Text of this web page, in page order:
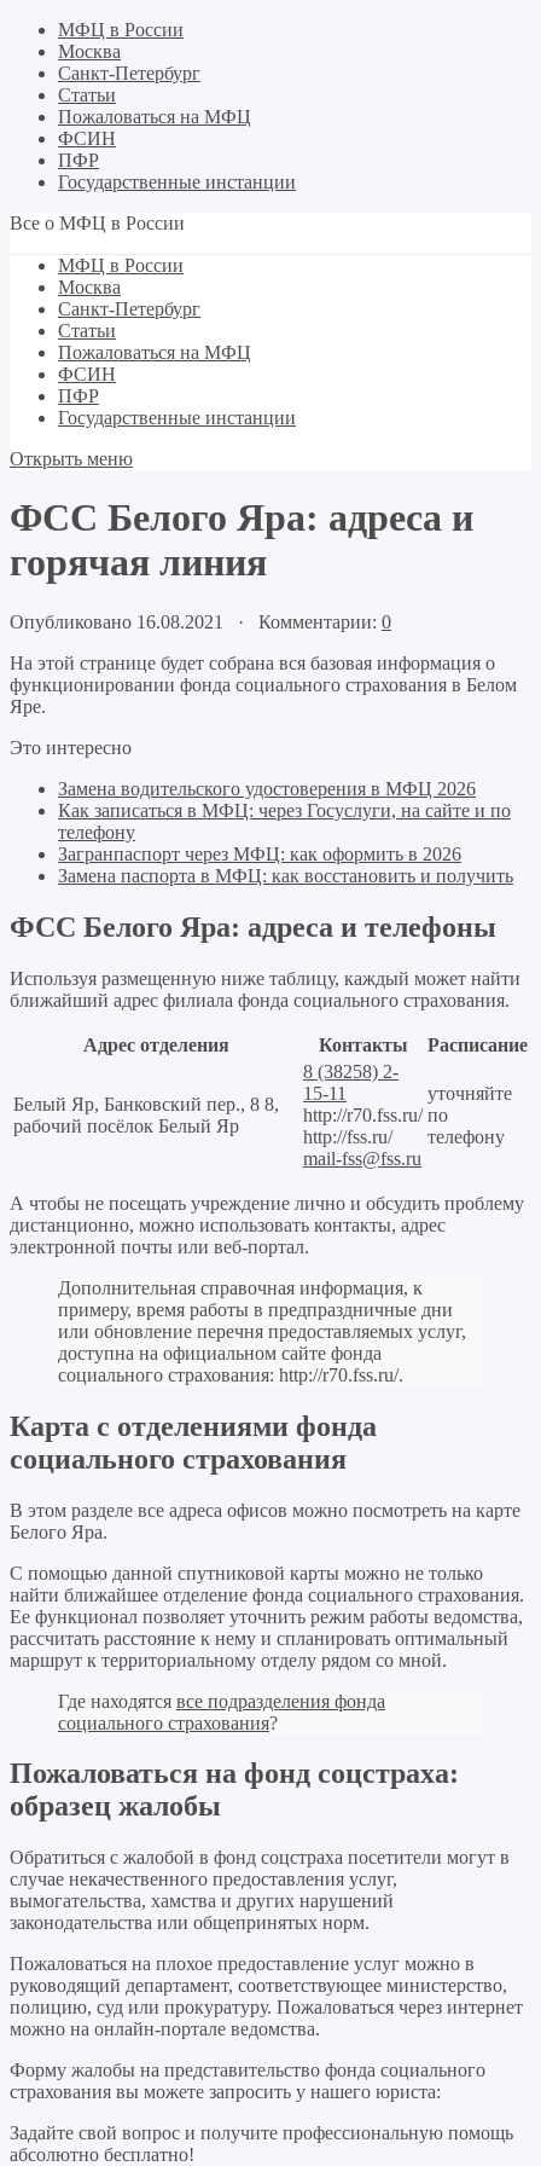
МФЦ в России
Москва
Санкт-Петербург
Статьи
Пожаловаться на МФЦ
ФСИН
ПФР
Государственные инстанции
Все о МФЦ в России
МФЦ в России
Москва
Санкт-Петербург
Статьи
Пожаловаться на МФЦ
ФСИН
ПФР
Государственные инстанции
Открыть меню
ФСС Белого Яра: адреса и
горячая линия
Опубликовано 16.08.2021 · Комментарии: 0
На этой странице будет собрана вся базовая информация о
функционировании фонда социального страхования в Белом
Яре.
Это интересно
Замена водительского удостоверения в МФЦ 2026
Как записаться в МФЦ: через Госуслуги, на сайте и по
телефону
Загранпаспорт через МФЦ: как оформить в 2026
Замена паспорта в МФЦ: как восстановить и получить
ФСС Белого Яра: адреса и телефоны
Используя размещенную ниже таблицу, каждый может найти
ближайший адрес филиала фонда социального страхования.
Адрес отделения Контакты Расписание
Белый Яр, Банковский пер., 8 8,
рабочий посёлок Белый Яр
8 (38258) 2-
15-11
http://r70.fss.ru/
http://fss.ru/
mail-fss@fss.ru
уточняйте
по
телефону
А чтобы не посещать учреждение лично и обсудить проблему
дистанционно, можно использовать контакты, адрес
электронной почты или веб-портал.
Дополнительная справочная информация, к
примеру, время работы в предпраздничные дни
или обновление перечня предоставляемых услуг,
доступна на официальном сайте фонда
социального страхования: http://r70.fss.ru/.
Карта с отделениями фонда
социального страхования
В этом разделе все адреса офисов можно посмотреть на карте
Белого Яра.
С помощью данной спутниковой карты можно не только
найти ближайшее отделение фонда социального страхования.
Ее функционал позволяет уточнить режим работы ведомства,
рассчитать расстояние к нему и спланировать оптимальный
маршрут к территориальному отделу рядом со мной.
Где находятся все подразделения фонда
социального страхования?
Пожаловаться на фонд соцстраха:
образец жалобы
Обратиться с жалобой в фонд соцстраха посетители могут в
случае некачественного предоставления услуг,
вымогательства, хамства и других нарушений
законодательства или общепринятых норм.
Пожаловаться на плохое предоставление услуг можно в
руководящий департамент, соответствующее министерство,
полицию, суд или прокуратуру. Пожаловаться через интернет
можно на онлайн-портале ведомства.
Форму жалобы на представительство фонда социального
страхования вы можете запросить у нашего юриста:
Задайте свой вопрос и получите профессиональную помощь
абсолютно бесплатно!